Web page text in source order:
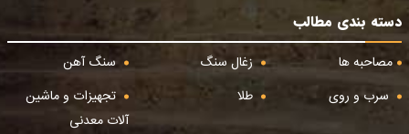
دسته بندی مطالب
مصاحبه ها
زغال سنگ
سنگ آهن
سرب و روی
طلا
تجهیزات و ماشین
آلات معدنی